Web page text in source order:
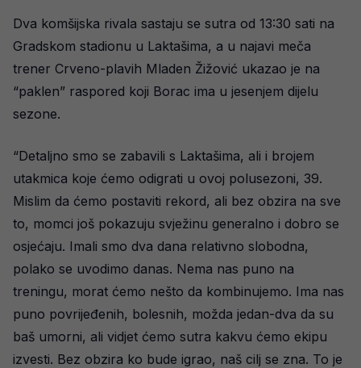
Dva komšijska rivala sastaju se sutra od 13:30 sati na
Gradskom stadionu u Laktašima, a u najavi meča
trener Crveno-plavih Mladen Žižović ukazao je na
“paklen” raspored koji Borac ima u jesenjem dijelu
sezone.
“Detaljno smo se zabavili s Laktašima, ali i brojem
utakmica koje ćemo odigrati u ovoj polusezoni, 39.
Mislim da ćemo postaviti rekord, ali bez obzira na sve
to, momci još pokazuju svježinu generalno i dobro se
osjećaju. Imali smo dva dana relativno slobodna,
polako se uvodimo danas. Nema nas puno na
treningu, morat ćemo nešto da kombinujemo. Ima nas
puno povrijeđenih, bolesnih, možda jedan-dva da su
baš umorni, ali vidjet ćemo sutra kakvu ćemo ekipu
izvesti. Bez obzira ko bude igrao, naš cilj se zna. To je